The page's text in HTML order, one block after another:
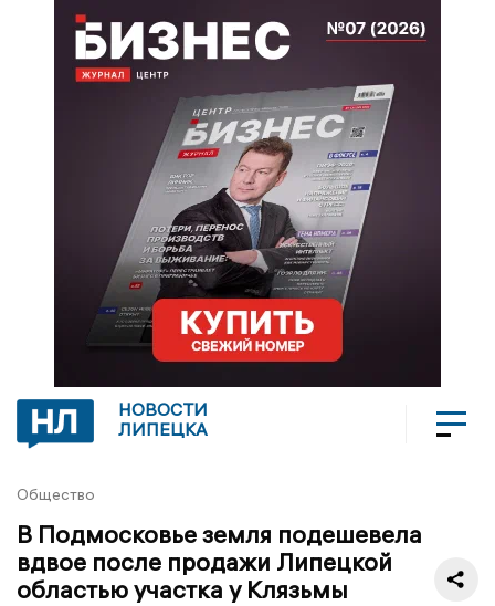
НОВОСТИ
ЛИПЕЦКА
Общество
В Подмосковье земля подешевела
вдвое после продажи Липецкой
областью участка у Клязьмы